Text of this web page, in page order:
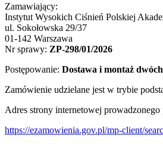
Zamawiający:
Instytut Wysokich Ciśnień Polskiej
ul. Sokołowska 29/37
01-142 Warszawa
Nr sprawy: ZP-298/01/2026
Postępowanie: Dostawa i montaż
Zamówienie udzielane jest w trybie
Adres strony internetowej prowadzonego
https://ezamowienia.gov.pl/mp-client/